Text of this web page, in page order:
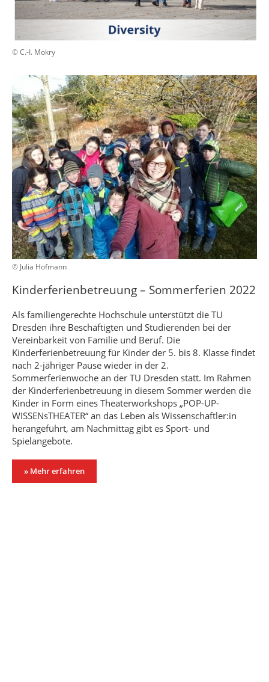
© C.-I. Mokry
© Julia Hofmann
Kinderferienbetreuung – Sommerferien 2022
Als familiengerechte Hochschule unterstützt die TU
Dresden ihre Beschäftigten und Studierenden bei der
Vereinbarkeit von Familie und Beruf. Die
Kinderferienbetreuung für Kinder der 5. bis 8. Klasse findet
nach 2-jähriger Pause wieder in der 2.
Sommerferienwoche an der TU Dresden statt. Im Rahmen
der Kinderferienbetreuung in diesem Sommer werden die
Kinder in Form eines Theaterworkshops „POP-UP-
WISSENsTHEATER“ an das Leben als Wissenschaftler:in
herangeführt, am Nachmittag gibt es Sport- und
Spielangebote.
» Mehr erfahren